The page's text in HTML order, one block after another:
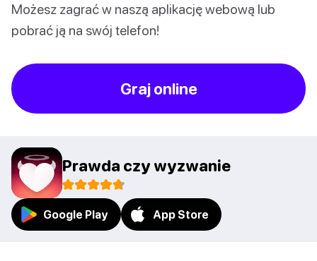
Możesz zagrać w naszą aplikację webową lub
pobrać ją na swój telefon!
Graj online
Prawda czy wyzwanie
Google Play App Store